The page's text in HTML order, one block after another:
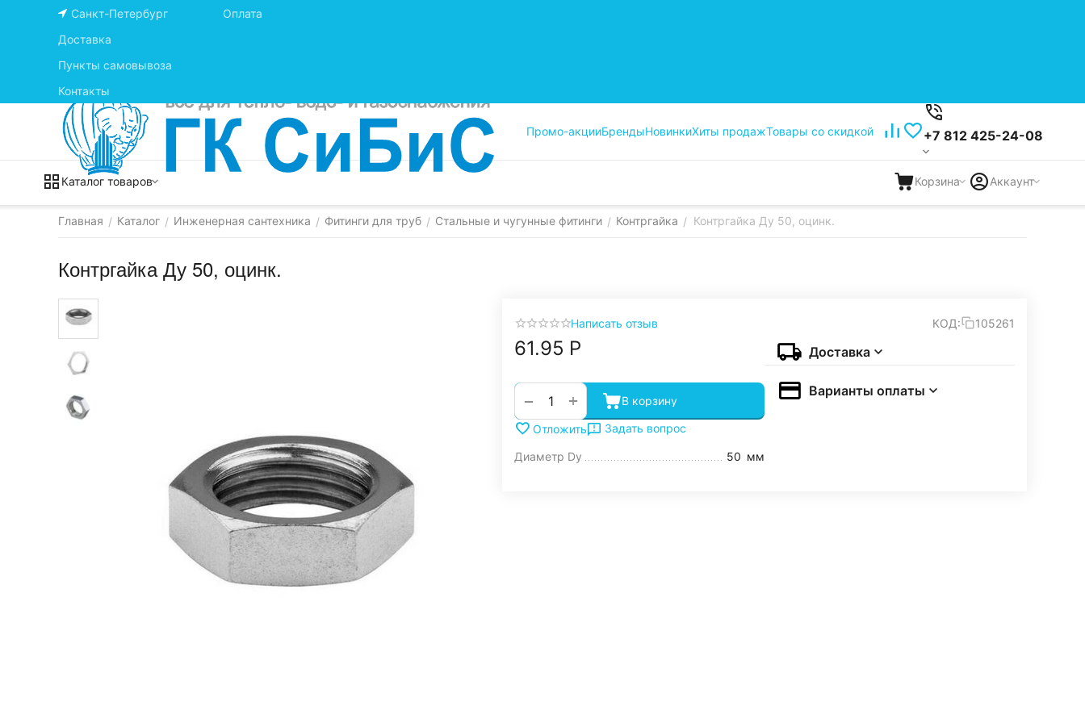
Санкт-Петербург
Оплата
Доставка
Пункты самовывоза
Контакты
Промо-акцииБрендыНовинкиХиты продажТовары со скидкой +7 812 425-24-08
Каталог товаров Корзина Аккаунт
Главная / Каталог / Инженерная сантехника / Фитинги для труб / Стальные и чугунные фитинги / Контргайка / Контргайка Ду 50, оцинк.
Контргайка Ду 50, оцинк.
Написать отзыв КОД: 105261
61.95 Р
+
− В корзину
Отложить Задать вопрос
Диаметр Dy 50 мм
Доставка
Варианты оплаты